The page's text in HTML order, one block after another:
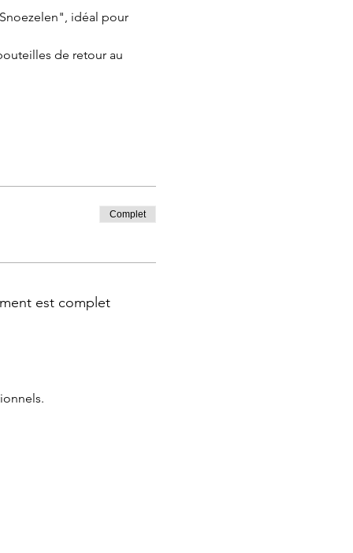
idéal pour
de retour au
Complet
est complet